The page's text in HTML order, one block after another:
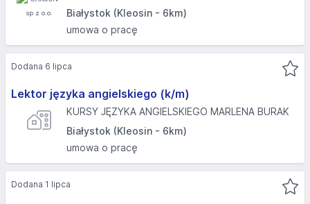
Białystok (Kleosin - 6km)
umowa o pracę
Lektor języka angielskiego (k/m)
KURSY JĘZYKA ANGIELSKIEGO MARLENA BURAK
Białystok (Kleosin - 6km)
umowa o pracę
Dodana 6 lipca
Dodana 1 lipca